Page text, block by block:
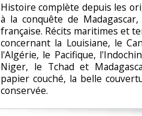
‎Histoire complète depuis les
à la conquête de
française. Récits maritimes et
concernant la Louisiane, le
l'Algérie, le Pacifique,
Niger, le Tchad et
papier couché, la belle
conservée.‎